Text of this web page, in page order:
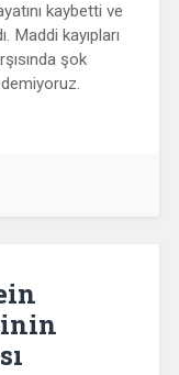
kaybetti ve
Maddi kayıpları
şok